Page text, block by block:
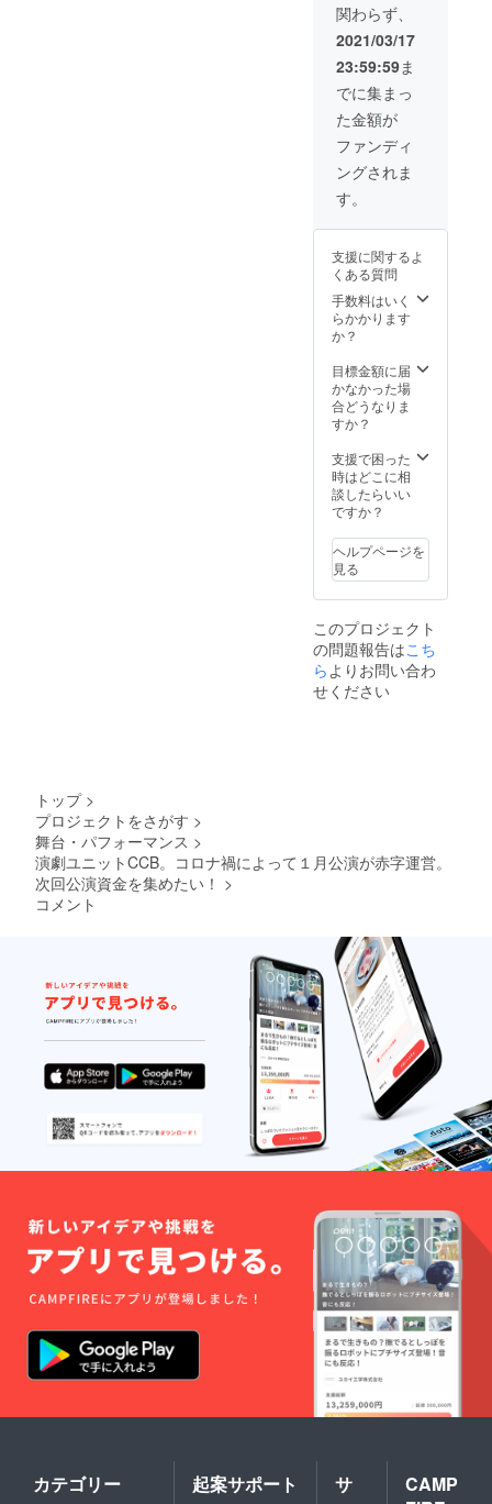
関わらず、
2021/03/17
23:59:59ま
でに集まっ
た金額が
ファンディ
ングされま
す。
支援に関するよ
くある質問
手数料はいく
らかかります
か？
目標金額に届
かなかった場
合どうなりま
すか？
支援で困った
時はどこに相
談したらいい
ですか？
ヘルプページを
見る
このプロジェクト
の問題報告はこち
らよりお問い合わ
せください
トップ >
プロジェクトをさがす >
舞台・パフォーマンス >
演劇ユニットCCB。コロナ禍によって１月公演が赤字運営。
次回公演資金を集めたい！ >
コメント
カテゴリー 起案サポート
サ
CAMP